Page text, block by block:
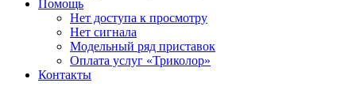
Помощь
Нет доступа к просмотру
Нет сигнала
Модельный ряд приставок
Оплата услуг «Триколор»
Контакты